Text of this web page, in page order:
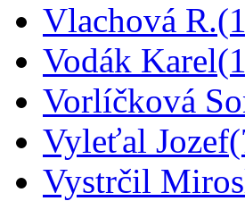
Vlachová R.
Vodák Karel
Vorlíčková
Vyleťal Jozef
Vystrčil